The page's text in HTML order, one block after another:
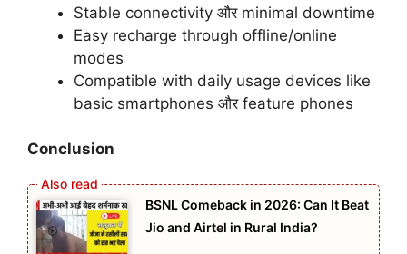
Stable connectivity और minimal downtime
Easy recharge through offline/online
modes
Compatible with daily usage devices like
basic smartphones और feature phones
Conclusion
BSNL Comeback in 2026: Can It Beat
Jio and Airtel in Rural India?